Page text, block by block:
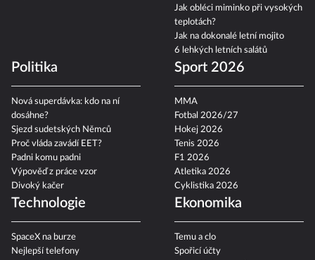
Jak obléci miminko při vysokých
teplotách?
Jak na dokonalé letní mojito
6 lehkých letních salátů
Politika
Nová superdávka: kdo na ní
dosáhne?
Sjezd sudetských Němců
Proč vláda zavádí EET?
Padni komu padni
Výpověď z práce vzor
Divoký kačer
Sport 2026
MMA
Fotbal 2026/27
Hokej 2026
Tenis 2026
F1 2026
Atletika 2026
Cyklistika 2026
Technologie
SpaceX na burze
Nejlepší telefony
Ekonomika
Temu a clo
Spořicí účty